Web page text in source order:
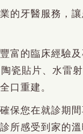
的牙醫服務，
富的臨床經驗
瓷貼片、水雷
口重建。
保您在就診期
所感受到家的溫